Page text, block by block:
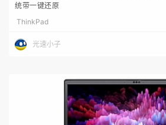
统带一键还原
ThinkPad
光速小子